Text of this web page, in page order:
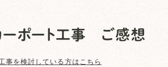
ポート工事 ご感想
事を検討している方はこちら